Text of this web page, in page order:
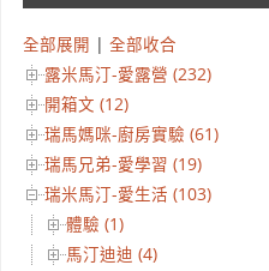
全部展開 | 全部收合
露米馬汀-愛露營 (232)
開箱文 (12)
瑞馬媽咪-廚房實驗 (61)
瑞馬兄弟-愛學習 (19)
瑞米馬汀-愛生活 (103)
體驗 (1)
馬汀迪迪 (4)